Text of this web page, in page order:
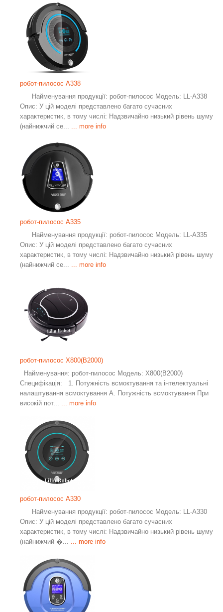
робот-пилосос A338
Найменування продукції: робот-пилосос Модель: LL-A338
Опис: У цій моделі представлено багато сучасних
характеристик, в тому числі: Надзвичайно низький рівень шуму
(найнижчий се...
... more info
робот-пилосос A335
Найменування продукції: робот-пилосос Модель: LL-A335
Опис: У цій моделі представлено багато сучасних
характеристик, в тому числі: Надзвичайно низький рівень шуму
(найнижчий се...
... more info
робот-пилосос X800(B2000)
Найменування: робот-пилосос Модель: X800(B2000)
Специфікація: 1. Потужність всмоктування та інтелектуальні
налаштування всмоктування A. Потужність всмоктування При
високій пот...
... more info
робот-пилосос A330
Найменування продукції: робот-пилосос Модель: LL-A330
Опис: У цій моделі представлено багато сучасних
характеристик, в тому числі: Надзвичайно низький рівень шуму
(найнижчий �...
... more info